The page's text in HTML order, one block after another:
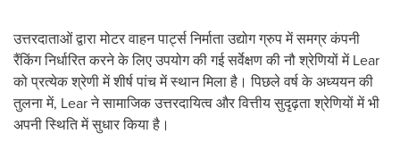
उत्तरदाताओं द्वारा मोटर वाहन पार्ट्स निर्माता उद्योग ग्रुप में समग्र कंपनी
रैंकिंग निर्धारित करने के लिए उपयोग की गई सर्वेक्षण की नौ श्रेणियों मेंLear
को प्रत्येक श्रेणी में शीर्ष पांच में स्थान मिला है। पिछले वर्ष के अध्ययन की
तुलना में, Learने सामाजिक उत्तरदायित्व और वित्तीय सुदृढ़ता श्रेणियों में भी
अपनी स्थिति में सुधार किया है।